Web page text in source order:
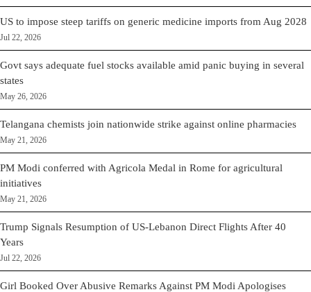
US to impose steep tariffs on generic medicine imports from Aug 2028
Jul 22, 2026
Govt says adequate fuel stocks available amid panic buying in several
states
May 26, 2026
Telangana chemists join nationwide strike against online pharmacies
May 21, 2026
PM Modi conferred with Agricola Medal in Rome for agricultural
initiatives
May 21, 2026
Trump Signals Resumption of US-Lebanon Direct Flights After 40
Years
Jul 22, 2026
Girl Booked Over Abusive Remarks Against PM Modi Apologises